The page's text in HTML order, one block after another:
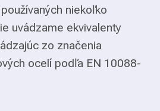
niekoľko
uvádzame ekvivalenty
zo značenia
ocelí podľa EN 10088-